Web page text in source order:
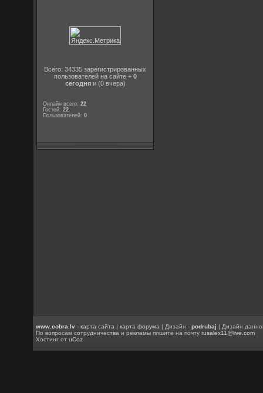
Всего: 34335 зарегистрированных
пользователей на сайте + 0
сегодняи (0 вчера)
Онлайн всего:22
Гостей:22
Пользователей:0
www.cobra.lv -карта сайта |карта форума | Дизайн -podrubaj | Дизайн
По вопросам сотрудничества и рекламы пишите на почтуrusalex11@live.com
Хостинг отuCoz